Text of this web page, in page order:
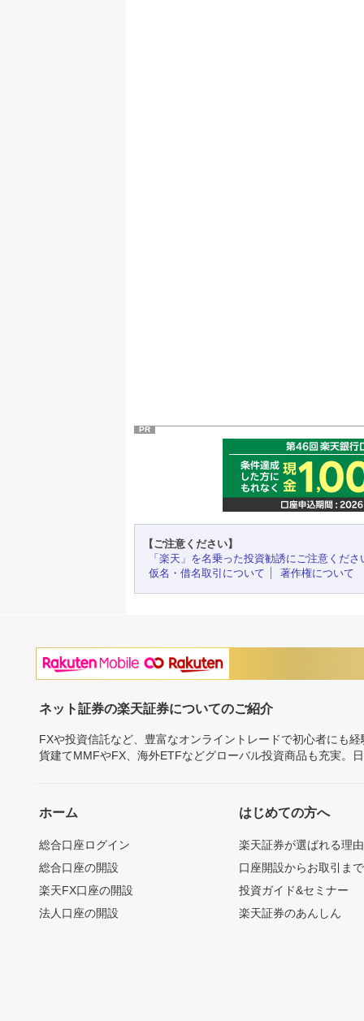
PR
【ご注意ください】
「楽天」を名乗った投資勧誘にご注意くださ
仮名・借名取引について
著作権について
ネット証券の楽天証券についてのご紹介
FXや投資信託など、豊富なオンライントレードで初心者にも
貨建てMMFやFX、海外ETFなどグローバル投資商品も充実。
ホーム
総合口座ログイン
総合口座の開設
楽天FX口座の開設
法人口座の開設
はじめての方へ
楽天証券が選ばれる理由
口座開設からお取引ま
投資ガイド&セミナー
楽天証券のあんしん